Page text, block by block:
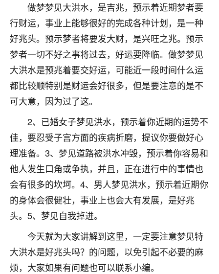
做梦梦见大洪水，是吉兆，预示着近期梦者要
行财运，事业上能够很好的完成各种计划，是一种
好兆头。预示梦者将要发大财，是兴旺之兆。预示
梦者一切不好之事将过去，好运要降临。做梦梦见
大洪水是预兆着要交好运，可能近一段时间什么运
都比较顺特别是财运会好很多，但是要注意的是不
可大意，因为过了这。
2、已婚女子梦见洪水，预示着你近期的运势不
佳，要忍受子宫方面的疾病折磨，提议你要做好心
理准备。3、梦见道路被洪水冲毁，预示着你容易和
他人发生口角或争执，并且，正在进行中的事情也
会有很多的坎坷。4、男人梦见洪水，预示着近期你
的身体会很健壮，事业上也会大有发展，是好兆
头。5、梦见自我掉进。
今天就为大家讲解到这里，一定要注意梦见特
大洪水是好兆头吗？的问题，以免引起不必要的麻
烦，大家如果有问题也可以联系小编。
超度，现在看来，人不信也不行。
2天前 来自云南 11
优秀的张同学
老师收徒吗？？我对这些很感兴趣
2天前 来自山西 15